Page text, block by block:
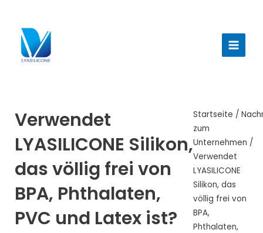
springen
Verwendet
LYASILICONE Silikon,
das völlig frei von
BPA, Phthalaten,
PVC und Latex ist?
Startseite /
zum
Unternehmen /
Verwendet
LYASILICONE
Silikon, das
völlig frei von
BPA,
Phthalaten,